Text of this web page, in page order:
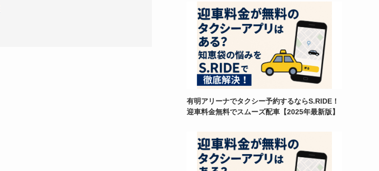
有明アリーナでタクシー予約するならS.RIDE！
迎車料金無料でスムーズ配車【2025年最新版】